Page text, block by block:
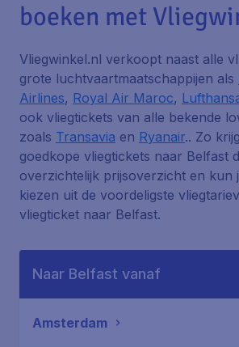
boeken met
Vliegwinkel.nl verkoopt naast alle
grote luchtvaartmaatschappijen als
Airlines, Royal Air Maroc,
ook vliegtickets van alle bekende
zoals Transavia en Ryanair.. Zo
goedkope vliegtickets naar Belfast
overzichtelijk prijsoverzicht en kun
kiezen uit de voordeligste
vliegticket naar Belfast.
Naar Belfast vanaf
Amsterdam